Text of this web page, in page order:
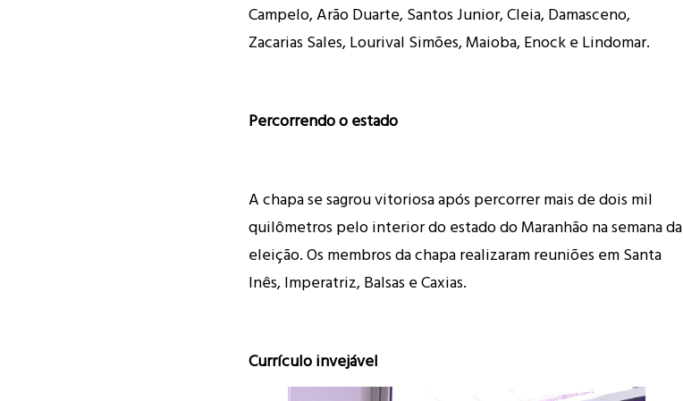
Campelo, Arão Duarte, Santos Junior, Cleia, Damasceno,
Zacarias Sales, Lourival Simões, Maioba, Enock e Lindomar.
Percorrendo o estado
A chapa se sagrou vitoriosa após percorrer mais de dois mil
quilômetros pelo interior do estado do Maranhão na semana da
eleição. Os membros da chapa realizaram reuniões em Santa
Inês, Imperatriz, Balsas e Caxias.
Currículo invejável